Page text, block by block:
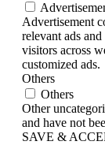
Advertisement
relevant ads
visitors across
customized ads.
Others
Others
Other
and have not
SAVE &